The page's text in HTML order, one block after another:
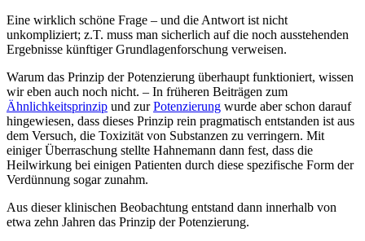
Eine wirklich schöne Frage – und die Antwort ist nicht
unkompliziert; z.T. muss man sicherlich auf die noch ausstehenden
Ergebnisse künftiger Grundlagenforschung verweisen.
Warum das Prinzip der Potenzierung überhaupt funktioniert, wissen
wir eben auch noch nicht. – In früheren Beiträgen zum
Ähnlichkeitsprinzip und zurPotenzierung wurde aber schon darauf
hingewiesen, dass dieses Prinzip rein pragmatisch entstanden ist aus
dem Versuch, die Toxizität von Substanzen zu verringern. Mit
einiger Überraschung stellte Hahnemann dann fest, dass die
Heilwirkung bei einigen Patienten durch diese spezifische Form der
Verdünnung sogar zunahm.
Aus dieser klinischen Beobachtung entstand dann innerhalb von
etwa zehn Jahren das Prinzip der Potenzierung.